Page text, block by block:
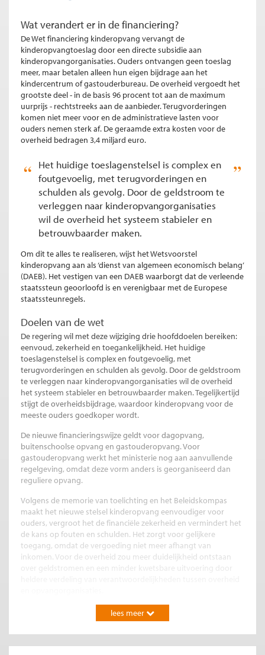
Wat verandert er in de financiering?
De Wet financiering kinderopvang vervangt de
kinderopvangtoeslag door een directe subsidie aan
kinderopvangorganisaties. Ouders ontvangen geen toeslag
meer, maar betalen alleen hun eigen bijdrage aan het
kindercentrum of gastouderbureau. De overheid vergoedt het
grootste deel - in de basis 96 procent tot aan de maximum
uurprijs - rechtstreeks aan de aanbieder. Terugvorderingen
komen niet meer voor en de administratieve lasten voor
ouders nemen sterk af. De geraamde extra kosten voor de
overheid bedragen 3,4 miljard euro.
Het huidige toeslagenstelsel is complex en
foutgevoelig, met terugvorderingen en
schulden als gevolg. Door de geldstroom te
verleggen naar kinderopvangorganisaties
wil de overheid het systeem stabieler en
betrouwbaarder maken.
Om dit te alles te realiseren, wijst het Wetsvoorstel
kinderopvang aan als ‘dienst van algemeen economisch belang’
(DAEB). Het vestigen van een DAEB waarborgt dat de verleende
staatssteun geoorloofd is en verenigbaar met de Europese
staatssteunregels.
Doelen van de wet
De regering wil met deze wijziging drie hoofddoelen bereiken:
eenvoud, zekerheid en toegankelijkheid. Het huidige
toeslagenstelsel is complex en foutgevoelig, met
terugvorderingen en schulden als gevolg. Door de geldstroom
te verleggen naar kinderopvangorganisaties wil de overheid
het systeem stabieler en betrouwbaarder maken. Tegelijkertijd
stijgt de overheidsbijdrage, waardoor kinderopvang voor de
meeste ouders goedkoper wordt.
De nieuwe financieringswijze geldt voor dagopvang,
buitenschoolse opvang en gastouderopvang. Voor
gastouderopvang werkt het ministerie nog aan aanvullende
regelgeving, omdat deze vorm anders is georganiseerd dan
reguliere opvang.
Volgens de memorie van toelichting en het Beleidskompas
maakt het nieuwe stelsel kinderopvang eenvoudiger voor
ouders, vergroot het de financiële zekerheid en vermindert het
de kans op fouten en schulden. Het zorgt voor gelijkere
toegang, omdat de vergoeding niet meer afhangt van
inkomen. Voor de overheid zou meer duidelijkheid ontstaan
over geldstromen en een minder kwetsbare uitvoering door
lees meer